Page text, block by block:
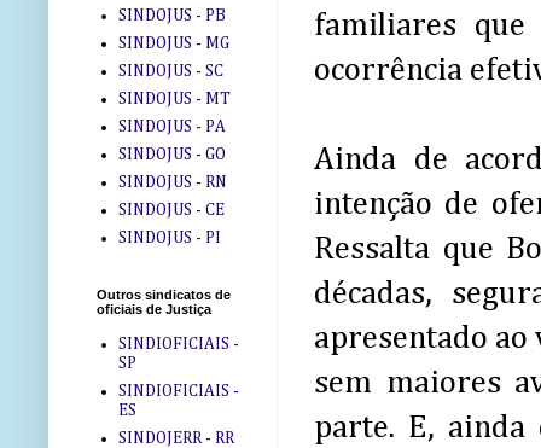
familiares que
ocorrência
Ainda de
intenção de
Ressalta que
décadas,
apresentado
sem maiores
parte. E,
SINDOJUS - PB
SINDOJUS - MG
SINDOJUS - SC
SINDOJUS - MT
SINDOJUS - PA
SINDOJUS - GO
SINDOJUS - RN
SINDOJUS - CE
SINDOJUS - PI
Outros sindicatos de
oficiais de Justiça
SINDIOFICIAIS -
SP
SINDIOFICIAIS -
ES
SINDOJERR - RR